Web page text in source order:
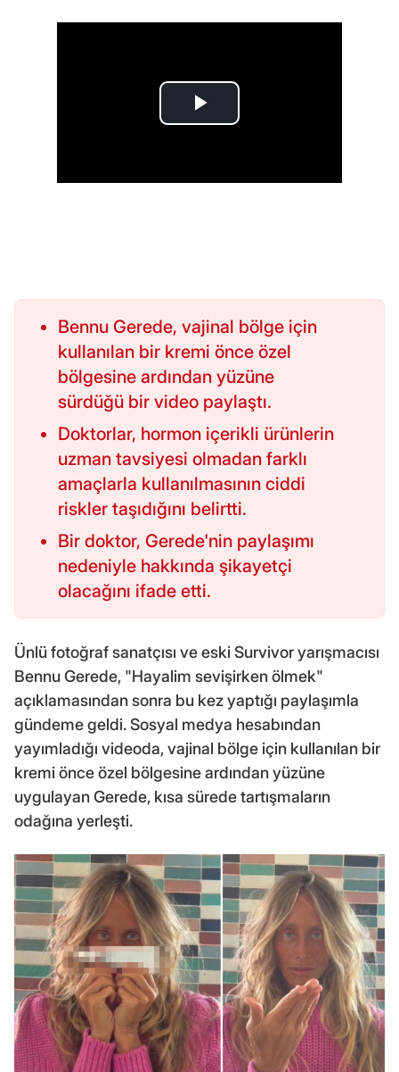
Bennu Gerede, vajinal bölge için
kullanılan bir kremi önce özel
bölgesine ardından yüzüne
sürdüğü bir video paylaştı.
Doktorlar, hormon içerikli ürünlerin
uzman tavsiyesi olmadan farklı
amaçlarla kullanılmasının ciddi
riskler taşıdığını belirtti.
Bir doktor, Gerede'nin paylaşımı
nedeniyle hakkında şikayetçi
olacağını ifade etti.
Ünlü fotoğraf sanatçısı ve eski Survivor yarışmacısı
Bennu Gerede, "Hayalim sevişirken ölmek"
açıklamasından sonra bu kez yaptığı paylaşımla
gündeme geldi. Sosyal medya hesabından
yayımladığı videoda, vajinal bölge için kullanılan bir
kremi önce özel bölgesine ardından yüzüne
uygulayan Gerede, kısa sürede tartışmaların
odağına yerleşti.